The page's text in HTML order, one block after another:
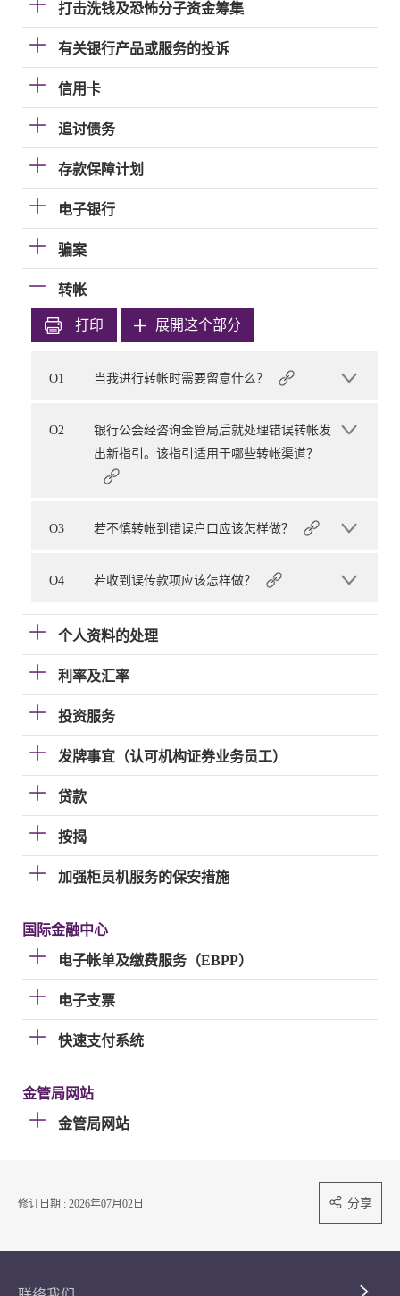
打击洗钱及恐怖分子资金筹集
有关银行产品或服务的投诉
信用卡
追讨债务
存款保障计划
电子银行
骗案
转帐
打印 展開这个部分
O1 当我进行转帐时需要留意什么？
O2
银行公会经咨询金管局后就处理错误转帐发
出新指引。该指引适用于哪些转帐渠道？
O3 若不慎转帐到错误户口应该怎样做？
O4 若收到误传款项应该怎样做？
个人资料的处理
利率及汇率
投资服务
发牌事宜（认可机构证券业务员工）
贷款
按揭
加强柜员机服务的保安措施
国际金融中心
电子帐单及缴费服务（EBPP）
电子支票
快速支付系统
金管局网站
金管局网站
修订日期 : 2026年07月02日 分享